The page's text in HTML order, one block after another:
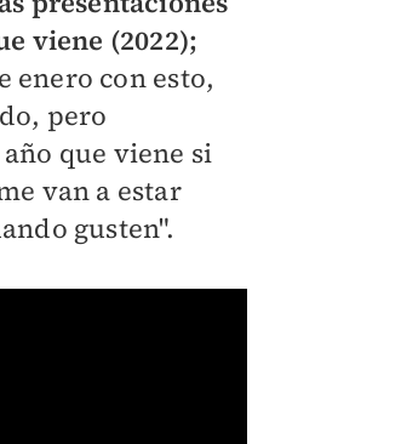
viene (2022);
enero con esto,
pero
que viene si
van a estar
gusten".